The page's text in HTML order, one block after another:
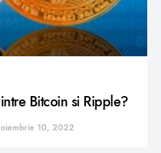
Bitcoin si Ripple?
10, 2022